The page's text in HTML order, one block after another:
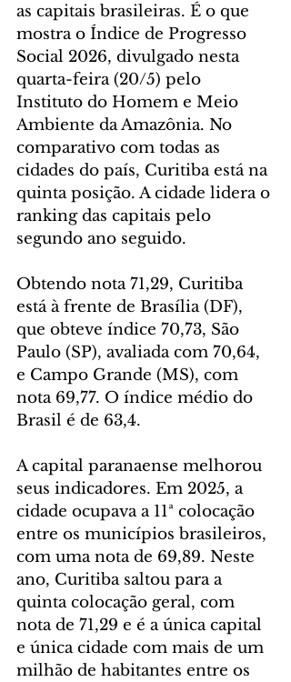
as capitais brasileiras. É o que
mostra o Índice de Progresso
Social 2026, divulgado nesta
quarta-feira (20/5) pelo
Instituto do Homem e Meio
Ambiente da Amazônia. No
comparativo com todas as
cidades do país, Curitiba está na
quinta posição. A cidade lidera o
ranking das capitais pelo
segundo ano seguido.
Obtendo nota 71,29, Curitiba
está à frente de Brasília (DF),
que obteve índice 70,73, São
Paulo (SP), avaliada com 70,64,
e Campo Grande (MS), com
nota 69,77. O índice médio do
Brasil é de 63,4.
A capital paranaense melhorou
seus indicadores. Em 2025, a
cidade ocupava a 11ª colocação
entre os municípios brasileiros,
com uma nota de 69,89. Neste
ano, Curitiba saltou para a
quinta colocação geral, com
nota de 71,29 e é a única capital
e única cidade com mais de um
milhão de habitantes entre os